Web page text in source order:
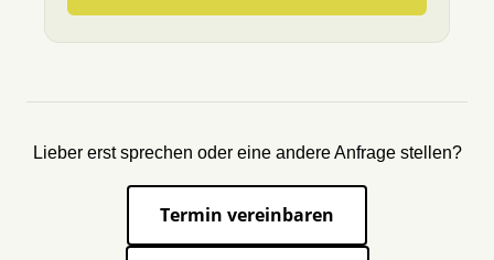
Lieber erst sprechen oder eine andere Anfrage stellen?
Termin vereinbaren